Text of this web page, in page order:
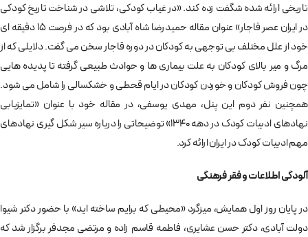
تاریخی ارائه شده شگفت زده کند. «در غیاب کودکی، تلاشی در شناخت تاریخ کودکی
در ایران عصر قاجار» عنوان مقاله حمیدرضا شاه آبادی بود که در فرصت 15 دقیقه ای
خود از علل مختلف بی توجهی به کودکان در دوره قاجار سخن می گفت. دلایلی که از
مرگ و میر بالای کودکان به علت بیماری ها و حوادث طبیعی گرفته تا پدیده هایی
چون فروش کودکان و خوردن کودکان در ایام قحطی و خشکسالی را شامل می شود.
همچنین نفر دوم این پنل، مهدی یوسفی، در مقاله خود با عنوان «تمایزیابی
نهادهای ادبیات کودک در دهه 1340» توضیحاتی را درباره سیر شکل گیری نهادهای
مهم ادبیات کودک در ایران ارائه کرد.
آلودگی اطلاعات و فقر فرهنگی
در پایان روز اول همایش، میزگرد «محیطی که برایم ساخته اید» با حضور دکتر شیوا
دولت آبادی، دکتر حسن عشایری، فاطمه قاسم زاده و مرتضی مجدفر برگزار شد که